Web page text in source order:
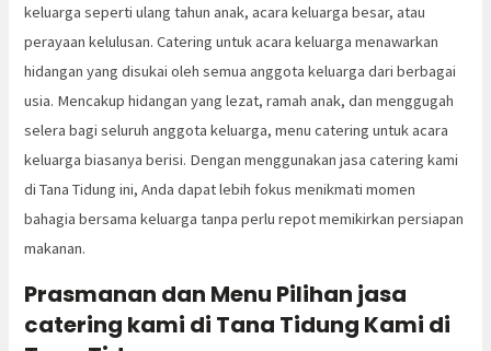
keluarga seperti ulang tahun anak, acara keluarga besar, atau
perayaan kelulusan. Catering untuk acara keluarga menawarkan
hidangan yang disukai oleh semua anggota keluarga dari berbagai
usia. Mencakup hidangan yang lezat, ramah anak, dan menggugah
selera bagi seluruh anggota keluarga, menu catering untuk acara
keluarga biasanya berisi. Dengan menggunakan jasa catering kami
di Tana Tidung ini, Anda dapat lebih fokus menikmati momen
bahagia bersama keluarga tanpa perlu repot memikirkan persiapan
makanan.
Prasmanan dan Menu Pilihan jasa
catering kami di Tana Tidung Kami di